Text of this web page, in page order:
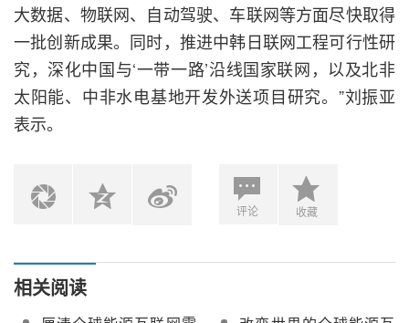
大数据、物联网、自动驾驶、车联网等方面尽快取得
一批创新成果。同时，推进中韩日联网工程可行性研
究，深化中国与‘一带一路’沿线国家联网，以及北非
太阳能、中非水电基地开发外送项目研究。”刘振亚
表示。
评论 收藏
相关阅读